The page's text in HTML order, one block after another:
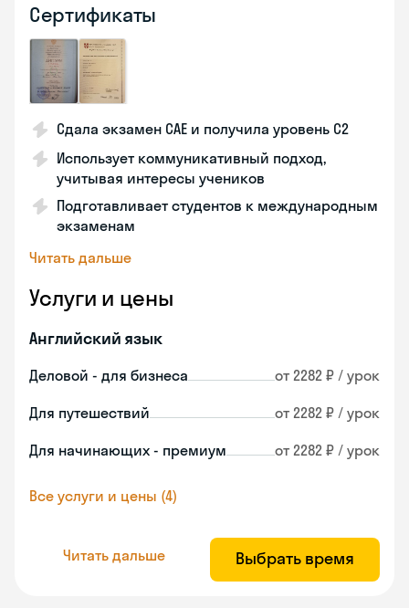
Сертификаты
Сдала экзамен CAE и получила уровень С2
Использует коммуникативный подход,
учитывая интересы учеников
Подготавливает студентов к международным
экзаменам
Читать дальше
Услуги и цены
Английский язык
Деловой - для бизнеса от 2282 ₽ / урок
Для путешествий от 2282 ₽ / урок
Для начинающих - премиум от 2282 ₽ / урок
Все услуги и цены (4)
Читать дальше Выбрать время